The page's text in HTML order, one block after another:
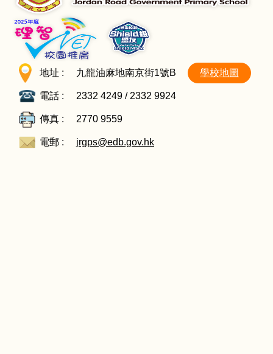
地址 : 九龍油麻地南京街1號B 學校地圖
電話 : 2332 4249 / 2332 9924
傳真 : 2770 9559
電郵 : jrgps@edb.gov.hk